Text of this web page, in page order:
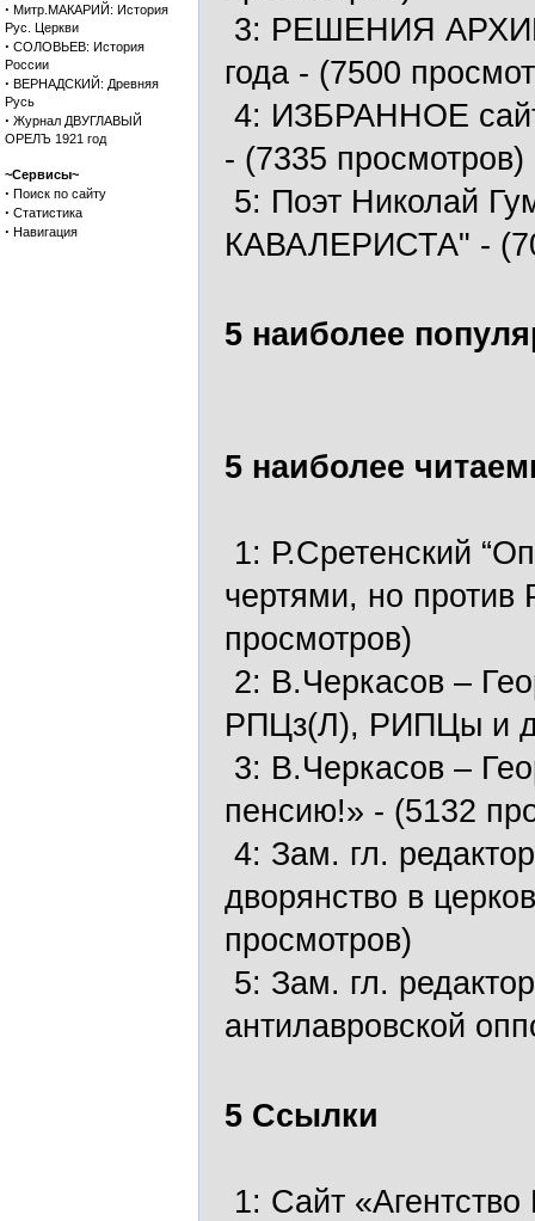
· Митр.МАКАРИЙ: История
Рус. Церкви
· СОЛОВЬЕВ: История
России
· ВЕРНАДСКИЙ: Древняя
Русь
· Журнал ДВУГЛАВЫЙ
ОРЕЛЪ 1921 год
~Сервисы~
· Поиск по сайту
· Статистика
· Навигация
3: РЕШЕНИЯ
года - (7500
4: ИЗБРАННОЕ
- (7335 просмотров)
5: Поэт Николай
КАВАЛЕРИСТА" -
5 наиболее
5 наиболее
1: Р.Сретенский
чертями, но
просмотров)
2: В.Черкасов –
РПЦз(Л), РИПЦы и
3: В.Черкасов –
пенсию!» - (5132
4: Зам. гл.
дворянство в
просмотров)
5: Зам. гл.
антилавровской
5 Ссылки
1: Сайт